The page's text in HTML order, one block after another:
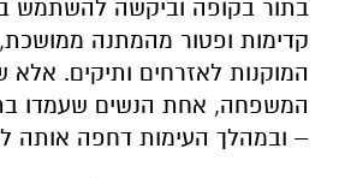
בתור בקופה וביקשה להשתמש
קדימות ופטור מהמתנה
המוקנות לאזרחים ותיקים. אלא
המשפחה, אחת הנשים שעמדו
– ובמהלך העימות דחפה אותה